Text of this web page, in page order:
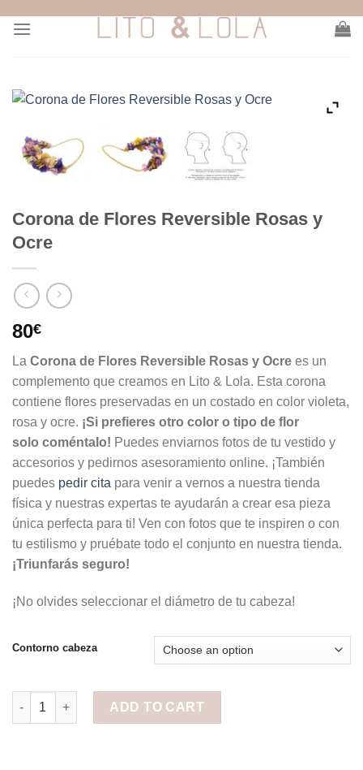
Corona de Flores Reversible Rosas y
Ocre
80€
La Corona de Flores Reversible Rosas y Ocre es un
complemento que creamos en Lito & Lola. Esta corona
contiene flores preservadas en un costado en color violeta,
rosa y ocre. ¡Si prefieres otro color o tipo de flor
solo coméntalo! Puedes enviarnos fotos de tu vestido y
accesorios y pedirnos asesoramiento online. ¡También
puedes pedir cita para venir a vernos a nuestra tienda
física y nuestras expertas te ayudarán a crear esa pieza
única perfecta para ti! Ven con fotos que te inspiren o con
tu estilismo y pruébate todo el conjunto en nuestra tienda.
¡Triunfarás seguro!
¡No olvides seleccionar el diámetro de tu cabeza!
Contorno cabeza
Corona de Flores Reversible Rosas y Ocre quantity
ADD TO CART